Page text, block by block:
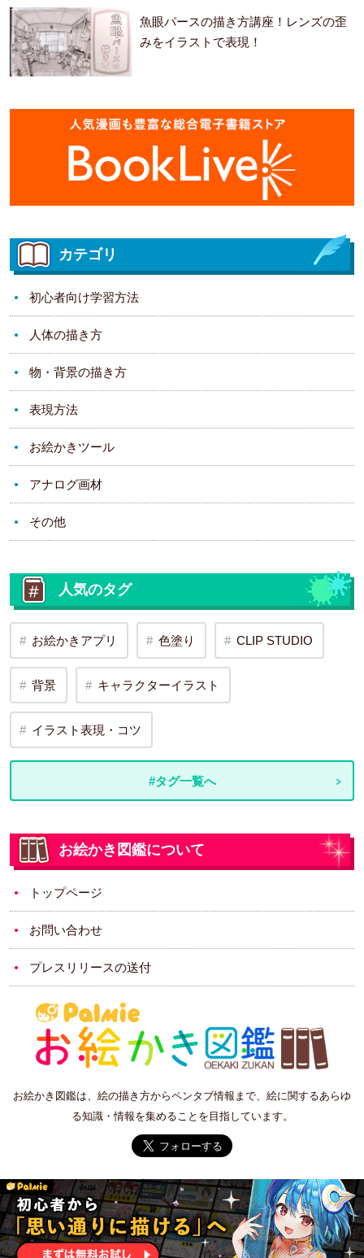
魚眼パースの描き方講座！レンズの歪
みをイラストで表現！
カテゴリ
初心者向け学習方法
人体の描き方
物・背景の描き方
表現方法
お絵かきツール
アナログ画材
その他
人気のタグ
お絵かきアプリ 色塗り CLIP STUDIO
背景 キャラクターイラスト
イラスト表現・コツ
#タグ一覧へ
お絵かき図鑑について
トップページ
お問い合わせ
プレスリリースの送付
お絵かき図鑑は、絵の描き方からペンタブ情報まで、絵に関するあらゆ
る知識・情報を集めることを目指しています。